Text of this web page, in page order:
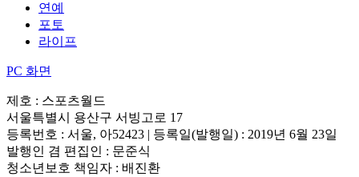
연예
포토
라이프
PC 화면
제호 : 스포츠월드
서울특별시 용산구 서빙고로 17
등록번호 : 서울, 아52423 | 등록일(발행일) : 2019년 6월 23일
발행인 겸 편집인 : 문준식
청소년보호 책임자 : 배진환